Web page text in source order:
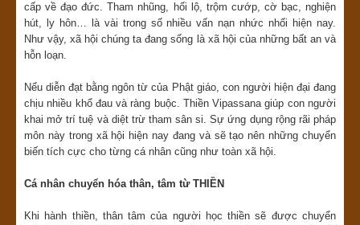
cấp về đạo đức. Tham nhũng, hối lộ, trộm cướp, cờ bạc, nghiện
hút, ly hôn… là vài trong số nhiều vấn nạn nhức nhối hiện nay.
Như vậy, xã hội chúng ta đang sống là xã hội của những bất an và
hỗn loạn.
Nếu diễn đạt bằng ngôn từ của Phật giáo, con người hiện đại đang
chịu nhiều khổ đau và ràng buộc. Thiền Vipassana giúp con người
khai mở trí tuệ và diệt trừ tham sân si. Sự ứng dụng rộng rãi pháp
môn này trong xã hội hiện nay đang và sẽ tạo nên những chuyển
biến tích cực cho từng cá nhân cũng như toàn xã hội.
Cá nhân chuyển hóa thân, tâm từ THIỀN
Khi hành thiền, thân tâm của người học thiền sẽ được chuyển